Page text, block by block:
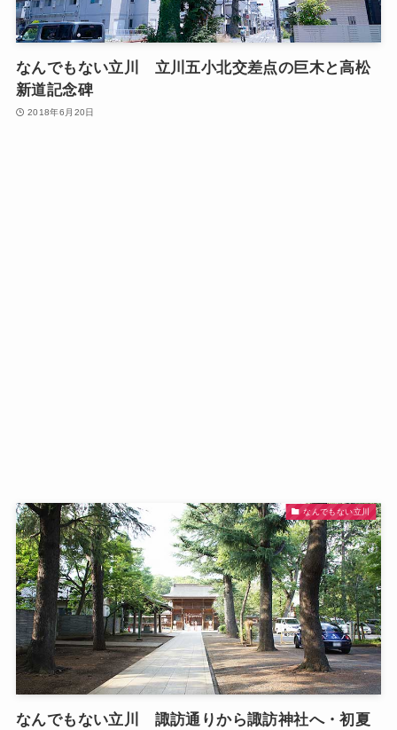
なんでもない立川 立川五小北交差点の巨木と高松
新道記念碑
2018年6月20日
なんでもない立川
なんでもない立川 諏訪通りから諏訪神社へ・初夏